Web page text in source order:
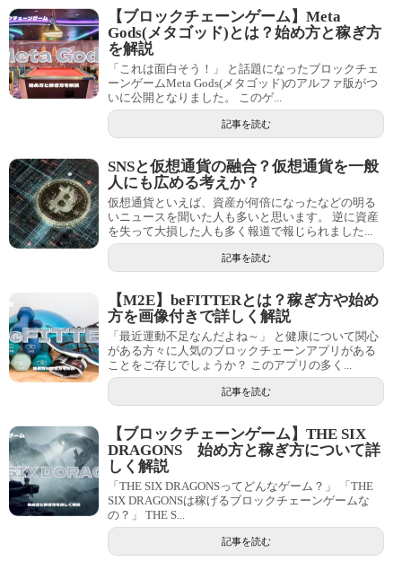
【ブロックチェーンゲーム】Meta
Gods(メタゴッド)とは？始め方と稼ぎ方
を解説
「これは面白そう！」 と話題になったブロックチェ
ーンゲームMeta Gods(メタゴッド)のアルファ版がつ
いに公開となりました。 このゲ...
記事を読む
SNSと仮想通貨の融合？仮想通貨を一般
人にも広める考えか？
仮想通貨といえば、資産が何倍になったなどの明る
いニュースを聞いた人も多いと思います。 逆に資産
を失って大損した人も多く報道で報じられました...
記事を読む
【M2E】beFITTERとは？稼ぎ方や始め
方を画像付きで詳しく解説
「最近運動不足なんだよね～」 と健康について関心
がある方々に人気のブロックチェーンアプリがある
ことをご存じでしょうか？ このアプリの多く...
記事を読む
【ブロックチェーンゲーム】THE SIX
DRAGONS 始め方と稼ぎ方について詳
しく解説
「THE SIX DRAGONSってどんなゲーム？」 「THE
SIX DRAGONSは稼げるブロックチェーンゲームな
の？」 THE S...
記事を読む